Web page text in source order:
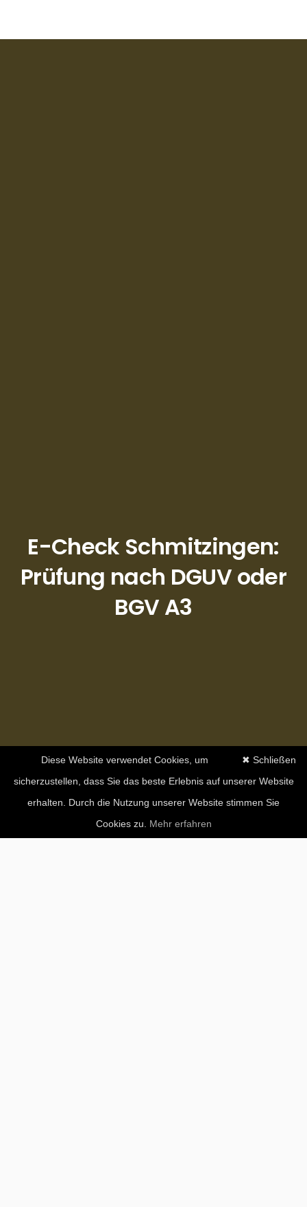
E-Check Schmitzingen:
Prüfung nach DGUV oder
BGV A3
✖ Schließen
Diese Website verwendet Cookies, um
sicherzustellen, dass Sie das beste Erlebnis auf unserer Website
erhalten. Durch die Nutzung unserer Website stimmen Sie
Cookies zu. Mehr erfahren